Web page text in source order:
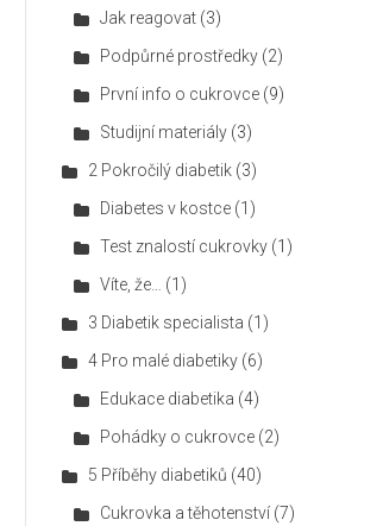
Jak reagovat (3)
Podpůrné prostředky (2)
První info o cukrovce (9)
Studijní materiály (3)
2 Pokročilý diabetik (3)
Diabetes v kostce (1)
Test znalostí cukrovky (1)
Víte, že…
(1)
3 Diabetik specialista (1)
4 Pro malé diabetiky (6)
Edukace diabetika (4)
Pohádky o cukrovce (2)
5 Příběhy diabetiků (40)
Cukrovka a těhotenství (7)